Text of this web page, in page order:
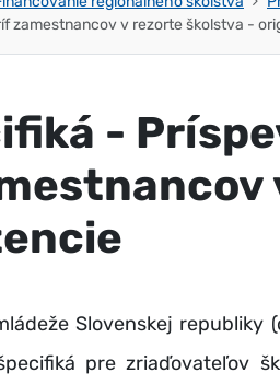
zamestnancov v rezorte školstva -
-
Slovenskej
pre zriaďovateľov